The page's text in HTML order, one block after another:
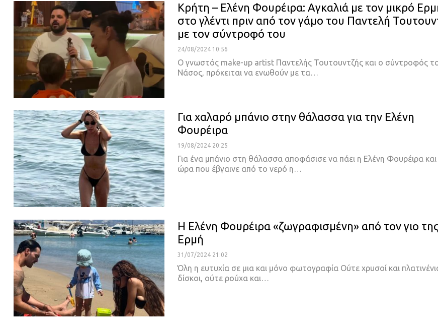
Κρήτη – Ελένη Φουρέιρα: Αγκαλιά με τον μικρό
στο γλέντι πριν από τον γάμο του Παντελή
με τον σύντροφό του
24/08/2024 10:56
Ο γνωστός make-up artist Παντελής Τουτουντζής και ο σύντροφός
Νάσος, πρόκειται να ενωθούν με τα…
Για χαλαρό μπάνιο στην θάλασσα για την Ελένη
Φουρέιρα
19/08/2024 20:25
Για ένα μπάνιο στη θάλασσα αποφάσισε να πάει η Ελένη Φουρέιρα
ώρα που έβγαινε από το νερό η…
Η Ελένη Φουρέιρα «ζωγραφισμένη» από τον γιο της
Ερμή
31/07/2024 21:02
Όλη η ευτυχία σε μια και μόνο φωτογραφία Ούτε χρυσοί και
δίσκοι, ούτε ρούχα και…